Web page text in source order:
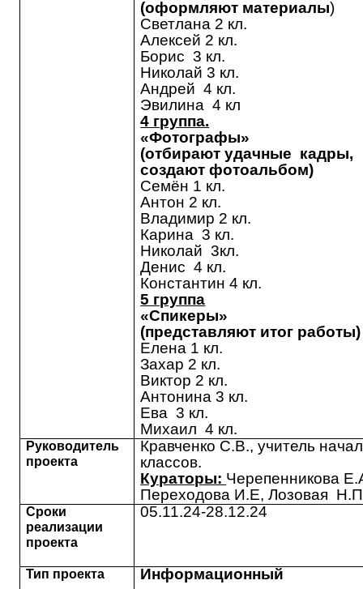
(оформляют материалы)
Светлана 2 кл.
Алексей 2 кл.
Борис 3 кл.
Николай 3 кл.
Андрей 4 кл.
Эвилина 4 кл
4 группа.
«Фотографы»
(отбирают удачные кадры,
создают фотоальбом)
Семён 1 кл.
Антон 2 кл.
Владимир 2 кл.
Карина 3 кл.
Николай 3кл.
Денис 4 кл.
Константин 4 кл.
5 группа
«Спикеры»
(представляют итог работы)
Елена 1 кл.
Захар 2 кл.
Виктор 2 кл.
Антонина 3 кл.
Ева 3 кл.
Михаил 4 кл.
Руководитель
проекта
Кравченко С.В., учитель
классов.
Кураторы: Черепенникова
Переходова И.Е, Лозовая
Сроки
реализации
проекта
05.11.24-28.12.24
Тип проекта Информационный